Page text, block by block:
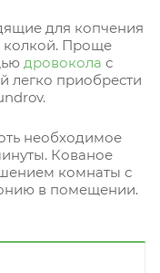
для копчения
колкой. Проще
дровокола с
легко приобрести
необходимое
Кованое
комнаты с
в помещении.